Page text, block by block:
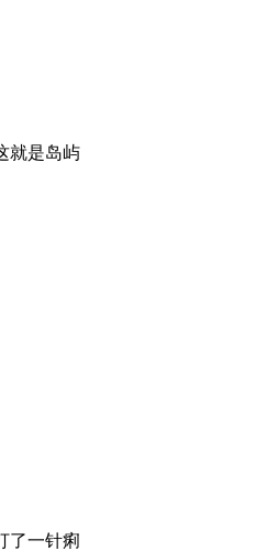
就是岛屿
了一针痢